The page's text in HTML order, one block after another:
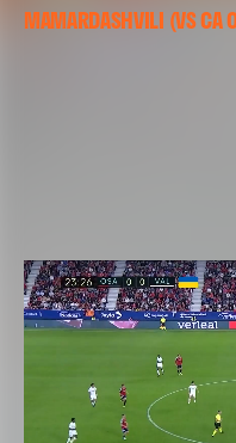
MAMARDASHVILI (VS CA